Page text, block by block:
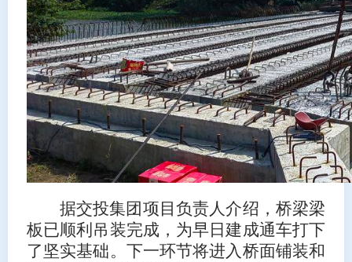
据交投集团项目负责人介绍，桥梁梁
板已顺利吊装完成，为早日建成通车打下
了坚实基础。下一环节将进入桥面铺装和